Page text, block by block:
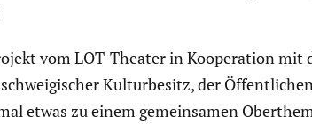
vom LOT-Theater in Koope­ra­tion mit
Kultur­be­sitz, der
etwas zu einem gemein­samen